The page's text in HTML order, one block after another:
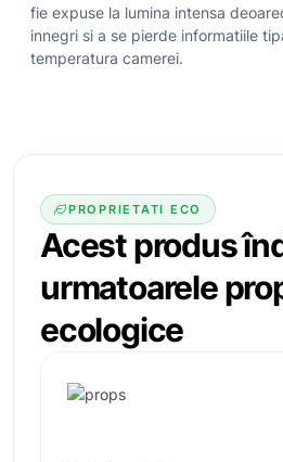
fie expuse la lumina intensa
innegri si a se pierde informatiile
temperatura camerei.
PROPRIETATI ECO
Acest produs
urmatoarele
ecologice